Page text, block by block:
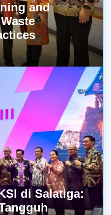
and
di Salatiga: